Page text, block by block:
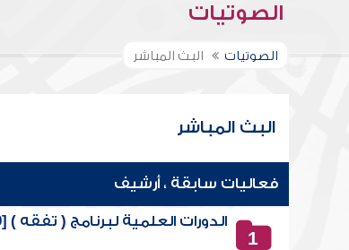
الصوتيات
الصوتيات البث المباشر
البث المباشر
فعاليات سابقة ، أرشيف
1
الدورات العلمية لبرنامج ( تفقه ) [20]